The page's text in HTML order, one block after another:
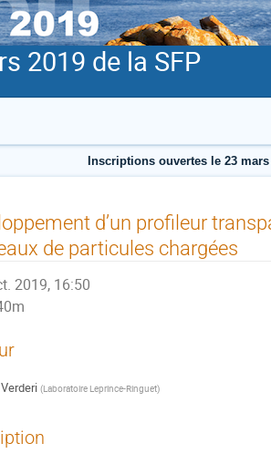
2019 de la SFP
Inscriptions ouvertes le 23 mars
d’un profileur
de particules chargées
2019, 16:50
(Laboratoire Leprince-Ringuet)